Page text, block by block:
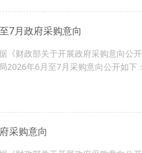
7月政府采购意向
《财政部关于开展政府采购意向公
年6月至7月采购意向公开如下
采购意向